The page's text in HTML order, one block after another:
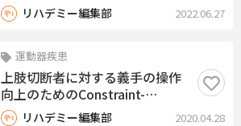
リハデミー編集部 2022.06.27
運動器疾患
上肢切断者に対する義手の操作
向上のためのConstraint-
induced movement therapy
リハデミー編集部 2020.04.28